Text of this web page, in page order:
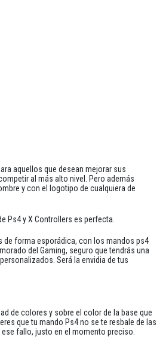
aquellos que desean mejorar sus
al más alto nivel. Pero además
y con el logotipo de cualquiera de
Ps4 y X Controllers es perfecta.
de forma esporádica, con los mandos ps4
del Gaming, seguro que tendrás una
Será la envidia de tus
de colores y sobre el color de la base que
que tu mando Ps4 no se te resbale de las
fallo, justo en el momento preciso.